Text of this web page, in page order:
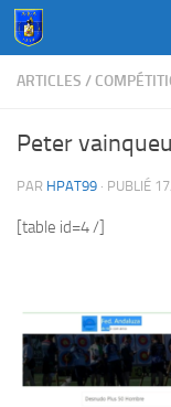
Au dessous du
ARTICLES /
Peter
PAR HPAT99 · PUBLIÉ
[table id=4 /]